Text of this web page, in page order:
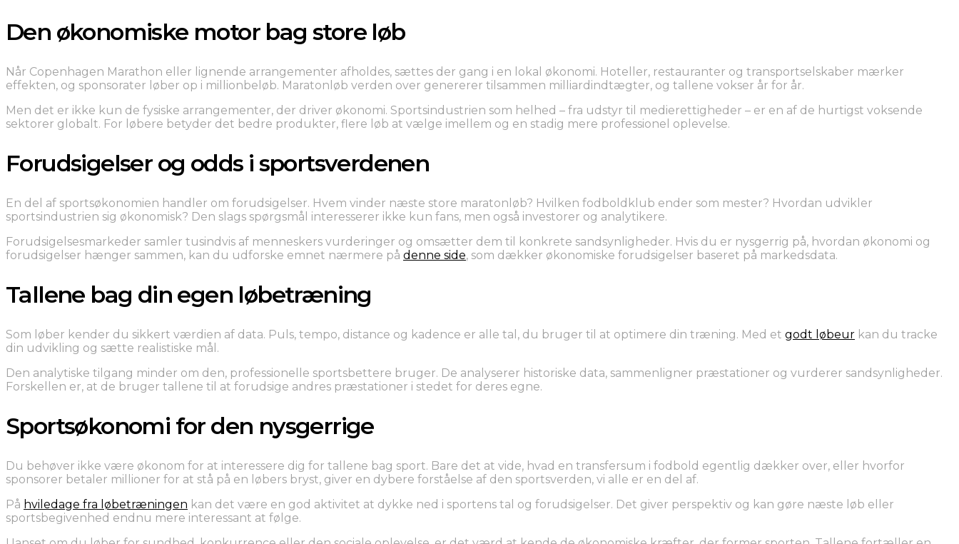
Den økonomiske motor bag store løb
Når Copenhagen Marathon eller lignende arrangementer afholdes, sættes der gang i en lokal økonomi. Hoteller, restauranter og transportselskaber mærker
effekten, og sponsorater løber op i millionbeløb. Maratonløb verden over genererer tilsammen milliardindtægter, og tallene vokser år for år.
Men det er ikke kun de fysiske arrangementer, der driver økonomi. Sportsindustrien som helhed – fra udstyr til medierettigheder – er en af de hurtigst voksende
sektorer globalt. For løbere betyder det bedre produkter, flere løb at vælge imellem og en stadig mere professionel oplevelse.
Forudsigelser og odds i sportsverdenen
En del af sportsøkonomien handler om forudsigelser. Hvem vinder næste store maratonløb? Hvilken fodboldklub ender som mester? Hvordan udvikler
sportsindustrien sig økonomisk? Den slags spørgsmål interesserer ikke kun fans, men også investorer og analytikere.
Forudsigelsesmarkeder samler tusindvis af menneskers vurderinger og omsætter dem til konkrete sandsynligheder. Hvis du er nysgerrig på, hvordan økonomi og
forudsigelser hænger sammen, kan du udforske emnet nærmere på denne side, som dækker økonomiske forudsigelser baseret på markedsdata.
Tallene bag din egen løbetræning
Som løber kender du sikkert værdien af data. Puls, tempo, distance og kadence er alle tal, du bruger til at optimere din træning. Med et godt løbeur kan du tracke
din udvikling og sætte realistiske mål.
Den analytiske tilgang minder om den, professionelle sportsbettere bruger. De analyserer historiske data, sammenligner præstationer og vurderer sandsynligheder.
Forskellen er, at de bruger tallene til at forudsige andres præstationer i stedet for deres egne.
Sportsøkonomi for den nysgerrige
Du behøver ikke være økonom for at interessere dig for tallene bag sport. Bare det at vide, hvad en transfersum i fodbold egentlig dækker over, eller hvorfor
sponsorer betaler millioner for at stå på en løbers bryst, giver en dybere forståelse af den sportsverden, vi alle er en del af.
På hviledage fra løbetræningen kan det være en god aktivitet at dykke ned i sportens tal og forudsigelser. Det giver perspektiv og kan gøre næste løb eller
sportsbegivenhed endnu mere interessant at følge.